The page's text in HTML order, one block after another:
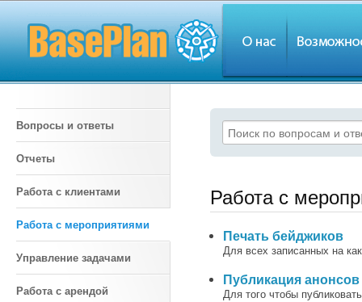
Работа с
Печать бейджиков
Для всех записанных на
Публикация
Для того чтобы
Вопросы и ответы
Отчеты
Работа с клиентами
Работа с мероприятиями
Управление задачами
Работа с арендой